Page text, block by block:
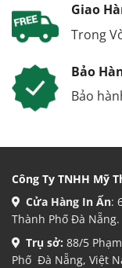
Giao
Trong
Bảo
Bảo
Công Ty TNHH Mỹ
Cửa Hàng In Ấn:
Thành Phố Đà Nẵng.
Trụ sở: 88/5
Phố Đà Nẵng, Việt